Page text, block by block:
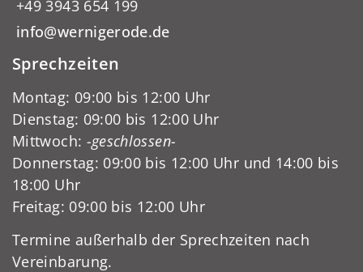
+49 3943 654 199
info@wernigerode.de
Sprechzeiten
Montag: 09:00 bis 12:00 Uhr
Dienstag: 09:00 bis 12:00 Uhr
Mittwoch: -geschlossen-
Donnerstag: 09:00 bis 12:00 Uhr und 14:00 bis
18:00 Uhr
Freitag: 09:00 bis 12:00 Uhr
Termine außerhalb der Sprechzeiten nach
Vereinbarung.